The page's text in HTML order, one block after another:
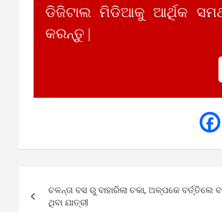
ଡିଜିଟାଲ ମିଡିଆକୁ ଆର୍ଥିକ
କରନ୍ତୁ |
navigation
ଚଳନ୍ତା ବସ ରୁ ବାହାରିଲା ଚକା, ଅଳ୍ପକେ ବର୍ତ୍ତିଲେ
ଥିବା ଯାତ୍ରୀ